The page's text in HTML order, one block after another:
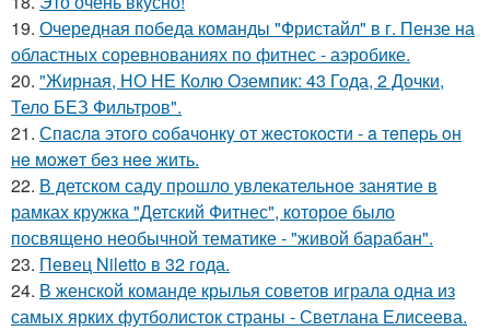
19. Очередная победа команды "Фристайл" в г. Пензе на
областных соревнованиях по фитнес - аэробике.
20. "Жирная, НО НЕ Колю Оземпик: 43 Года, 2 Дочки,
Тело БЕЗ Фильтров".
21. Спacлa этoгo coбaчoнкy oт жecтoкocти - a тeпepь oн
нe мoжeт бeз нee жить.
22. В детском саду прошло увлекательное занятие в
рамках кружка "Детский Фитнес", которое было
посвящено необычной тематике - "живой барабан".
23. Певец Niletto в 32 года.
24. В женской команде крылья советов играла одна из
самых ярких футболисток страны - Светлана Елисеева.